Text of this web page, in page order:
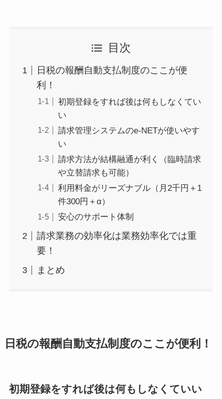
目次
日税の報酬自動支払制度のここが便
利！
初期登録をすれば後は何もしなくてい
い
請求管理システムのe-NETが使いやす
い
請求方法が結構融通が利く（臨時請求
や立替請求も可能）
利用料金がリーズナブル（月2千円＋1
件300円＋α）
安心のサポート体制
請求業務の効率化は業務効率化では重
要！
まとめ
日税の報酬自動支払制度のここが便利！
初期登録をすれば後は何もしなくていい